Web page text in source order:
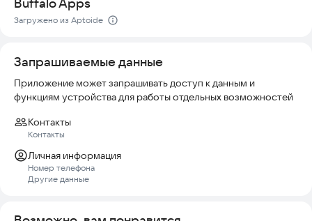
отображения.
Если данные недоступны, они не будут отображаться.
интернету.
режиме.
Попробуйте использовать это приложение, чтобы легко и
быстро получать информацию о вашей симке.
Загружено из Aptoide
Запрашиваемые данные
Приложение может запрашивать доступ к данным и
функциям устройства для работы отдельных возможностей
Контакты
Контакты
Личная информация
Номер телефона
Другие данные